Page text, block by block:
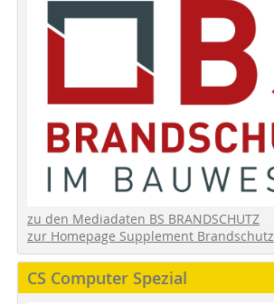
zu den Mediadaten BS BRANDSCHUTZ
zur Homepage Supplement Brandschutz
CS Computer Spezial